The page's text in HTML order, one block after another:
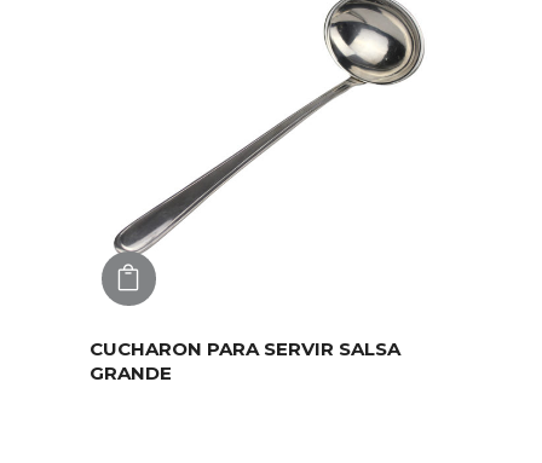
CUCHARON PARA SERVIR SALSA
GRANDE